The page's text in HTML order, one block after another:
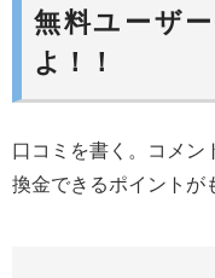
無料ユーザ
よ！！
口コミを書く。コメ
換金できるポイントが